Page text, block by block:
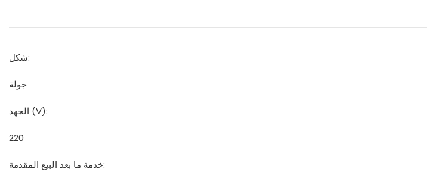
شكل:
جولة
الجهد (V):
220
خدمة ما بعد البيع المقدمة: